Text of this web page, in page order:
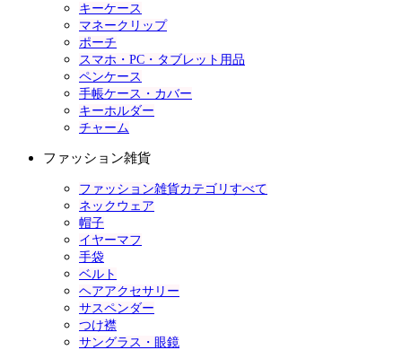
キーケース
マネークリップ
ポーチ
スマホ・PC・タブレット用品
ペンケース
手帳ケース・カバー
キーホルダー
チャーム
ファッション雑貨
ファッション雑貨カテゴリすべて
ネックウェア
帽子
イヤーマフ
手袋
ベルト
ヘアアクセサリー
サスペンダー
つけ襟
サングラス・眼鏡